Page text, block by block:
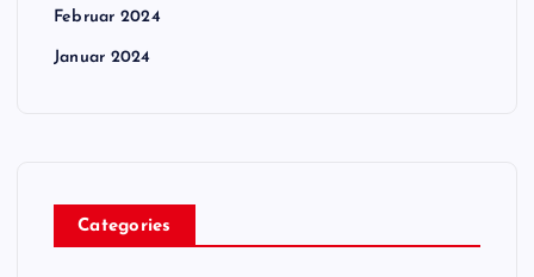
Februar 2024
Januar 2024
Categories